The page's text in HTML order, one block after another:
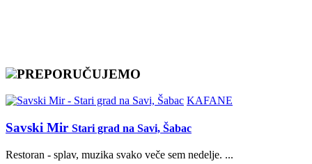
PREPORUČUJEMO
KAFANE
Savski Mir Stari grad na Savi, Šabac
Restoran - splav, muzika svako veče sem nedelje. ...